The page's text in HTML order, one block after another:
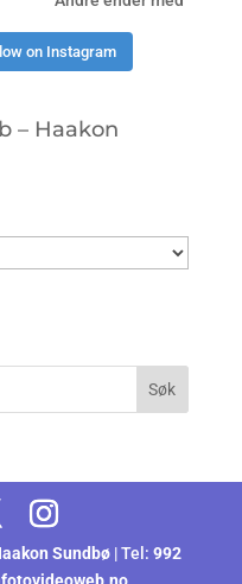
on Instagram
– Haakon
Sundbø| Tel: 992